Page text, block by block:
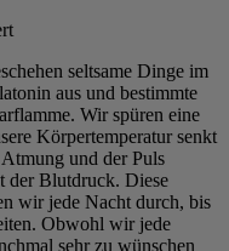
seltsame Dinge im
aus und bestimmte
Wir spüren eine
Körpertemperatur senkt
und der Puls
der Blutdruck. Diese
wir jede Nacht durch, bis
Obwohl wir jede
sehr zu wünschen